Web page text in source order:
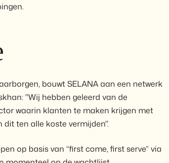
bouwt SELANA aan een netwerk
"Wij hebben geleerd van de
waarin klanten te maken krijgen met
dit ten alle koste vermijden".
op basis van “first come, first serve” via